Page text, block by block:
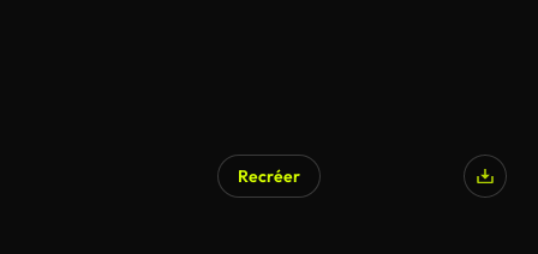
Recréer